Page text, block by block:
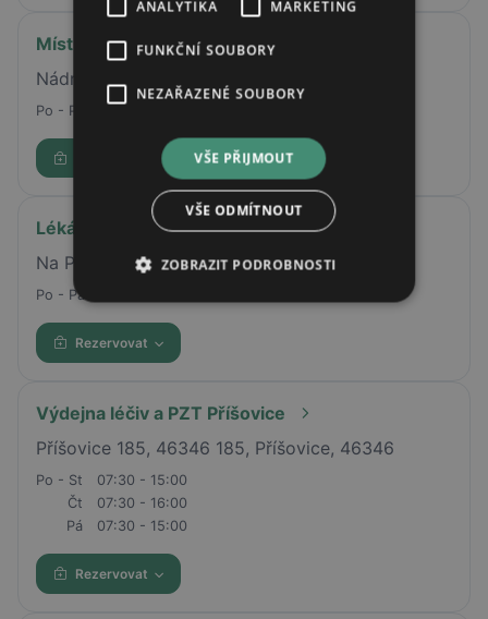
Místní Lékárna S City
Nádražní 3385/9, 150 00 Praha 5-Smíchov
Po - Pá 08:00 - 19:00
Lékárna U sv. Pankráce
Na Pankráci 976/99, Praha 4, 14000
Po - Pá
Rezervovat
Výdejna léčiv a PZT Příšovice
Příšovice 185, 46346 185, Příšovice, 46346
Po - St
07:30 - 15:00
Čt
07:30 - 16:00
Pá
07:30 - 15:00
Rezervovat
ANALYTIKA MARKETING
FUNKČNÍ SOUBORY
NEZAŘAZENÉ SOUBORY
VŠE PŘIJMOUT
VŠE ODMÍTNOUT
ZOBRAZIT PODROBNOSTI